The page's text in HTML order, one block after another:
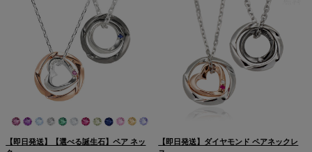
【即日発送】【選べる誕生石】ペア ネッ
【即日発送】ダイヤモンド ペアネックレ